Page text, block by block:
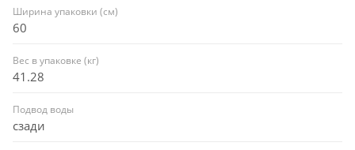
Ширина упаковки (см)
60
Вес в упаковке (кг)
41.28
Подвод воды
сзади